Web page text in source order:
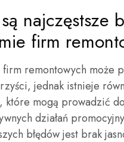
najczęstsze
firm
firm remontowych może
jednak istnieje
które mogą prowadzić do
działań
błędów jest brak